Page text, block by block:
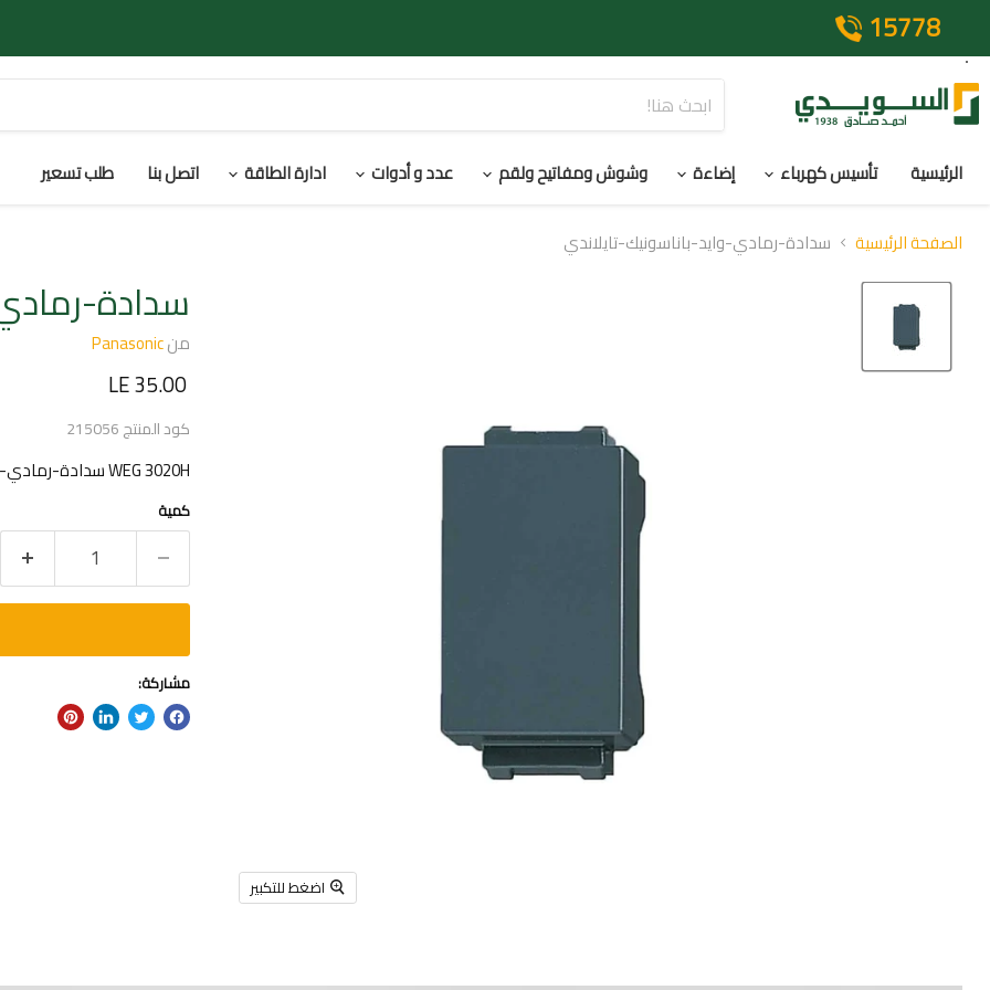
15778
الرئيسية تأسيس كهرباء إضاءة وشوش ومفاتيح ولقم عدد و أدوات ادارة الطاقة اتصل بنا طلب تسعير
الصفحة الرئيسية سدادة-رمادي-وايد-باناسونيك-تايلاندي
اضغط للتكبير
سدادة-
منPanasonic
السعر الحالي
LE 35.00
كود المنتج215056
WEG 3020H سدادة-رمادي-وايد-باناسونيك-تايلاندي
كمية
مشاركة: